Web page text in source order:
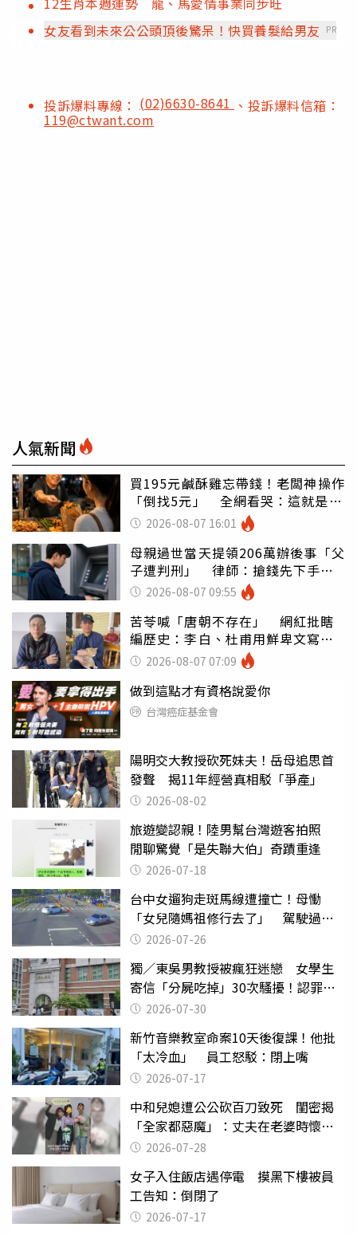
女友看到未來公公頭頂後驚呆！快買養髮給男友
PR
投訴爆料專線： (02)6630-8641 、投訴爆料信箱：
119@ctwant.com
人氣新聞
買195元鹹酥雞忘帶錢！老闆神操作
「倒找5元」 全網看哭：這就是台
灣 2026-08-07 16:01
母親過世當天提領206萬辦後事「父
子遭判刑」 律師：搶錢先下手是
罪 2026-08-07 09:55
苦苓喊「唐朝不存在」 網紅批瞎
編歷史：李白、杜甫用鮮卑文寫
詩？2026-08-07 07:09
做到這點才有資格說愛你
台灣癌症基金會
陽明交大教授砍死妹夫！岳母追思首
發聲 揭11年經營真相駁「爭產」
2026-08-02
旅遊變認親！陸男幫台灣遊客拍照
閒聊驚覺「是失聯大伯」奇蹟重逢
2026-07-18
台中女遛狗走斑馬線遭撞亡！母慟
「女兒隨媽祖修行去了」 駕駛過失
致死判9月
2026-07-26
獨／東吳男教授被瘋狂迷戀 女學生
寄信「分屍吃掉」30次騷擾！認罪免
關 2026-07-30
新竹音樂教室命案10天後復課！他批
「太冷血」 員工怒駁：閉上嘴
2026-07-17
中和兒媳遭公公砍百刀致死 閨密揭
「全家都惡魔」：丈夫在老婆時懷孕
摔東西
2026-07-28
女子入住飯店遇停電 摸黑下樓被員
工告知：倒閉了
2026-07-17